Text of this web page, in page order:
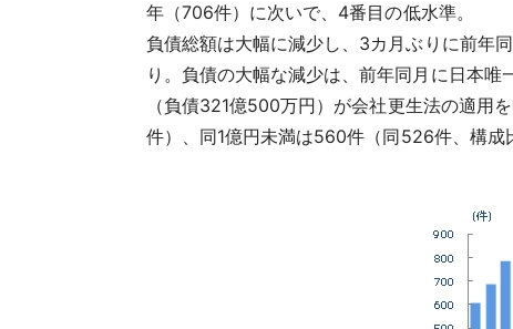
年（706件）に次いで、4番目の低水準。
負債総額は大幅に減少し、3カ月ぶりに前年
り。負債の大幅な減少は、前年同月に日本
（負債321億500万円）が会社更生法の適用
件）、同1億円未満は560件（同526件、構成